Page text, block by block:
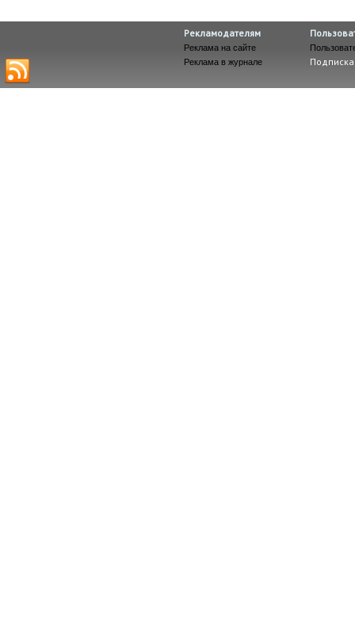
Рекламодателям
Реклама на сайте
Реклама в журнале